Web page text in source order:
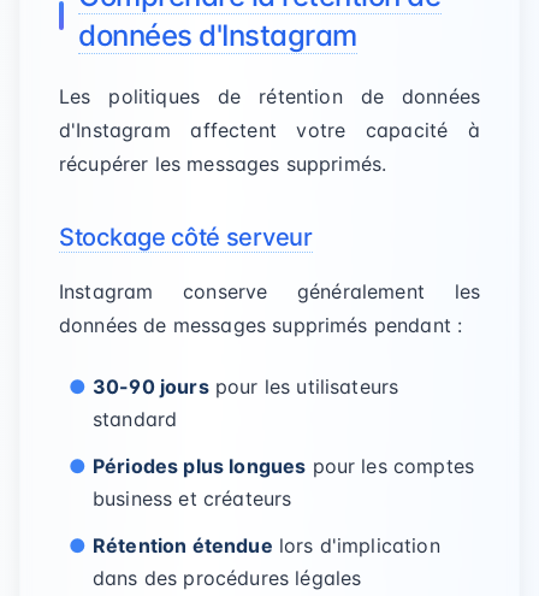
données d'Instagram
Les politiques de rétention de données
d'Instagram affectent votre capacité à
récupérer les messages supprimés.
Stockage côté serveur
Instagram conserve généralement les
données de messages supprimés pendant :
30-90 jourspour les utilisateurs
standard
Périodes plus longues pour les comptes
business et créateurs
Rétention étendue lors d'implication
dans des procédures légales